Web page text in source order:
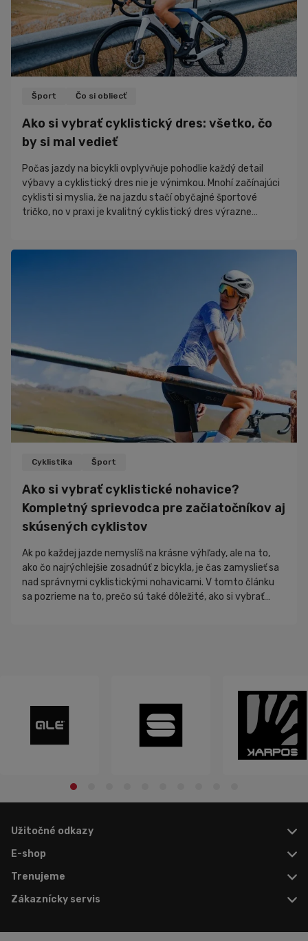
Šport Čo si obliecť
Ako si vybrať cyklistický dres: všetko, čo
by si mal vedieť
Počas jazdy na bicykli ovplyvňuje pohodlie každý detail
výbavy a cyklistický dres nie je výnimkou. Mnohí začínajúci
cyklisti si myslia, že na jazdu stačí obyčajné športové
tričko, no v praxi je kvalitný cyklistický dres výrazne
vybrať model, ktorý bude vyhovovať práve tebe.
Cyklistika Šport
Ako si vybrať cyklistické nohavice?
Kompletný sprievodca pre začiatočníkov aj
skúsených cyklistov
Ak po každej jazde nemyslíš na krásne výhľady, ale na to,
ako čo najrýchlejšie zosadnúť z bicykla, je čas zamyslieť sa
nad správnymi cyklistickými nohavicami. V tomto článku
sa pozrieme na to, prečo sú také dôležité, ako si vybrať
Užitočné odkazy
E-shop
Trenujeme
Zákaznícky servis